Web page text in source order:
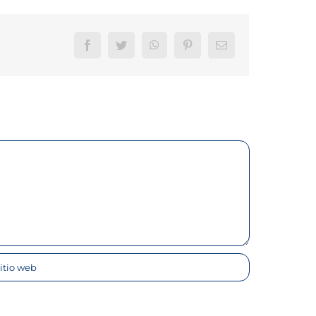
FacebookTwitter WhatsAppPinterestCorreo